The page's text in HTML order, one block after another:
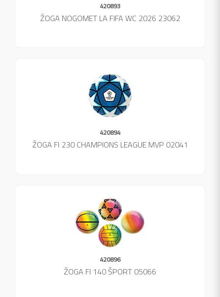
420893
ŽOGA NOGOMET LA FIFA WC 2026 23062
420894
ŽOGA FI 230 CHAMPIONS LEAGUE MVP 02041
420896
ŽOGA FI 140 ŠPORT 05066